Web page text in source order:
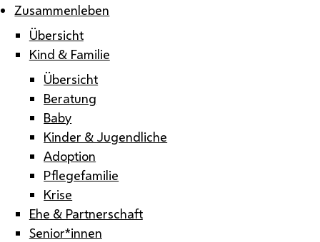
Zusammenleben
Übersicht
Kind & Familie
Übersicht
Beratung
Baby
Kinder & Jugendliche
Adoption
Pflegefamilie
Krise
Ehe & Partnerschaft
Senior*innen